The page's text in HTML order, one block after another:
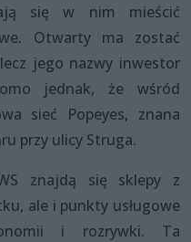
się w nim mieścić
Otwarty ma zostać
jego nazwy inwestor
jednak, że wśród
sieć Popeyes, znana
przy ulicy Struga.
znajdą się sklepy z
ale i punkty usługowe
i rozrywki. Ta